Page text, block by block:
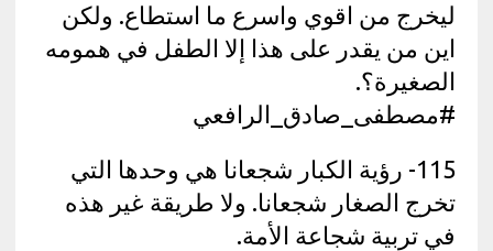
ليخرج من اقوي واسرع ما استطاع. ولكن
اين من يقدر على هذا إلا الطفل في همومه
الصغيرة؟.
#مصطفى_صادق_الرافعي
115- رؤية الكبار شجعانا هي وحدها التي
تخرج الصغار شجعانا. ولا طريقة غير هذه
في تربية شجاعة الأمة.